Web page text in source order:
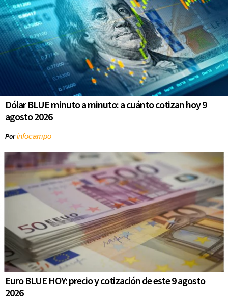
Dólar BLUE minuto a minuto: a cuánto cotizan hoy 9
agosto 2026
Porinfocampo
Euro BLUE HOY: precio y cotización de este 9 agosto
2026